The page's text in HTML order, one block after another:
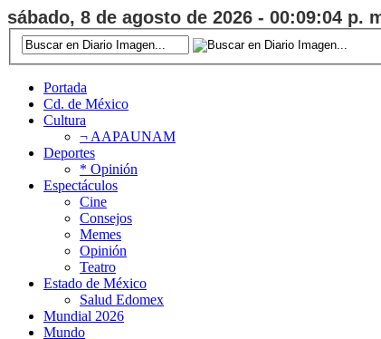
sábado, 8 de agosto de 2026 - 00:09:05 p.
Portada
Cd. de México
Cultura
¬ AAPAUNAM
Deportes
* Opinión
Espectáculos
Cine
Consejos
Memes
Opinión
Teatro
Estado de México
Salud Edomex
Mundial 2026
Mundo